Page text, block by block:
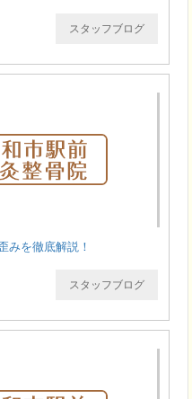
スタッフブログ
みを徹底解説！
スタッフブログ